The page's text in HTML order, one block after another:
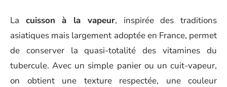
La cuisson à la vapeur, inspirée des traditions
asiatiques mais largement adoptée en France, permet
de conserver la quasi-totalité des vitamines du
tubercule. Avec un simple panier ou un cuit-vapeur,
on obtient une texture respectée, une couleur